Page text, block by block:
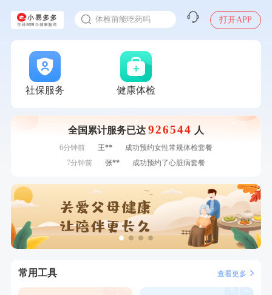
体检前能吃药吗
入职体检在线预约
甲状腺癌怎么筛查
打开APP
社保服务 健康体检
全国累计服务已达 926544 人
刚刚 毛**
成功预约了尊享版孕前套餐（女）
刚刚
毛**
成功预约了尊享版孕前套餐（女）
1分钟前
孙**
成功预约了商务应酬体检（男）
1分钟前
毛**
购买了汤臣倍健多维男士多种维生素矿物质片1.5g*60片*2
瓶
购买了BP3颈椎热敷枕
成功预约了健康体检一档
4分钟前
购买了厨房家用多功能不锈钢刀具六件套装
6分钟前
熊**
购买了时尚羽毛球套装ES-YM601
6分钟前
王**
成功预约女性常规体检套餐
7分钟前
张**
成功预约了心脏病套餐
刚刚
购买了汤臣倍健水飞蓟葛根丹参片（护肝片）1.02g*120片
刚刚
购买了汤臣倍健水飞蓟葛根丹参片（护肝片）1.02g*120片
常用工具 查看更多